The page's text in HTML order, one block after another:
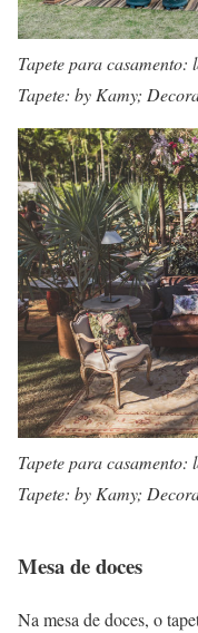
Tapete para
Tapete: by Kamy;
Tapete para
Tapete: by Kamy;
Mesa de doces
Na mesa de doces, o